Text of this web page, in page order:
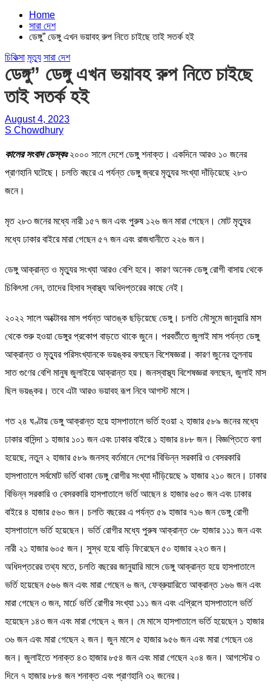
Home
সারা দেশ
ডেঙ্গু” ডেঙ্গু এখন ভয়াবহ রুপ নিতে চাইছে তাই সতর্ক হই
চিকিত্সা মৃত্যু সারা দেশ
ডেঙ্গু” ডেঙ্গু এখন ভয়াবহ রুপ নিতে চাইছে
তাই সতর্ক হই
August 4, 2023
S Chowdhury
কালের সংবাদ ডেস্কঃ২০০০ সালে দেশে ডেঙ্গু শনাক্ত। একদিনে আরও ১০ জনের
প্রাণহানি ঘটেছে। চলতি বছরে এ পর্যন্ত ডেঙ্গু জ্বরে মৃত্যুর সংখ্যা দাঁড়িয়েছে ২৮৩
জনে।
মৃত ২৮৩ জনের মধ্যে নারী ১৫৭ জন এবং পুরুষ ১২৬ জন মারা গেছেন। মোট মৃত্যুর
মধ্যে ঢাকার বাইরে মারা গেছেন ৫৭ জন এবং রাজধানীতে ২২৬ জন।
ডেঙ্গু আক্রান্ত ও মৃত্যুর সংখ্যা আরও বেশি হবে। কারণ অনেক ডেঙ্গু রোগী বাসায় থেকে
চিকিৎসা নেন, তাদের হিসাব স্বাস্থ্য অধিদপ্তরের কাছে নেই।
২০২২ সালে অক্টোবর মাস পর্যন্ত আতঙ্ক ছড়িয়েছে ডেঙ্গু। চলতি মৌসুমে জানুয়ারি মাস
থেকে শুরু হওয়া ডেঙ্গুর প্রকোপ বাড়তে থাকে জুনে। পরবর্তীতে জুলাই মাস পর্যন্ত ডেঙ্গু
আক্রান্ত ও মৃত্যুর পরিসংখ্যানকে ভয়ঙ্কর বলছেন বিশেষজ্ঞরা। কারণ জুনের তুলনায়
সাত গুণের বেশি মানুষ জুলাইয়ে আক্রান্ত হয়। জনস্বাস্থ্য বিশেষজ্ঞরা বলছেন, জুলাই মাস
ছিল ভয়ঙ্কর। তবে এটা আরও ভয়াবহ রূপ নিবে আগস্ট মাসে।
গত ২৪ ঘণ্টায় ডেঙ্গু আক্রান্ত হয়ে হাসপাতালে ভর্তি হওয়া ২ হাজার ৫৮৯ জনের মধ্যে
ঢাকার বাসিন্দা ১ হাজার ১০১ জন এবং ঢাকার বাইরে ১ হাজার ৪৮৮ জন। বিজ্ঞপ্তিতে বলা
হয়েছে, নতুন ২ হাজার ৫৮৯ জনসহ বর্তমানে দেশের বিভিন্ন সরকারি ও বেসরকারি
হাসপাতালে সর্বমোট ভর্তি থাকা ডেঙ্গু রোগীর সংখ্যা দাঁড়িয়েছে ৯ হাজার ২১০ জনে। ঢাকার
বিভিন্ন সরকারি ও বেসরকারি হাসপাতালে ভর্তি আছেন ৪ হাজার ৬৫০ জন এবং ঢাকার
বাইরে ৪ হাজার ৫৬০ জন। চলতি বছরের এ পর্যন্ত ৫৯ হাজার ৭১৬ জন ডেঙ্গু রোগী
হাসপাতালে ভর্তি হয়েছেন। ভর্তি রোগীর মধ্যে পুরুষ আক্রান্ত ৩৮ হাজার ১১১ জন এবং
নারী ২১ হাজার ৬০৫ জন। সুস্থ হয়ে বাড়ি ফিরেছেন ৫০ হাজার ২২৩ জন।
অধিদপ্তরের তথ্য মতে, চলতি বছরের জানুয়ারি মাসে ডেঙ্গু আক্রান্ত হয়ে হাসপাতালে
ভর্তি হয়েছেন ৫৬৬ জন এবং মারা গেছেন ৬ জন, ফেব্রুয়ারিতে আক্রান্ত ১৬৬ জন এবং
মারা গেছেন ৩ জন, মার্চে ভর্তি রোগীর সংখ্যা ১১১ জন এবং এপ্রিলে হাসপাতালে ভর্তি
হয়েছেন ১৪৩ জন এবং মারা গেছেন ২ জন। মে মাসে হাসপাতালে ভর্তি হয়েছেন ১ হাজার
৩৬ জন এবং মারা গেছেন ২ জন। জুন মাসে ৫ হাজার ৯৫৬ জন এবং মারা গেছেন ৩৪
জন। জুলাইতে শনাক্ত ৪৩ হাজার ৮৫৪ জন এবং মারা গেছেন ২০৪ জন। আগস্টের ৩
দিনে ৭ হাজার ৮৮৪ জন শনাক্ত এবং প্রাণহানি ৩২ জনের।